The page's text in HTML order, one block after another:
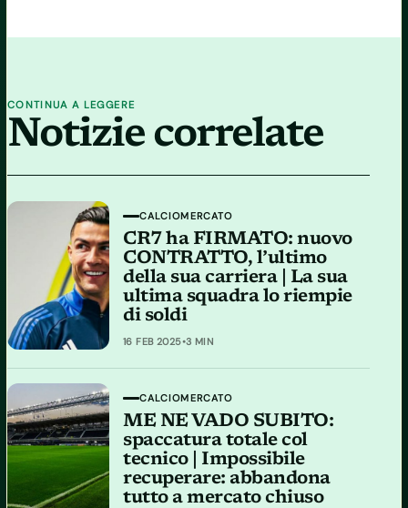
CONTINUA A LEGGERE
Notizie correlate
CALCIOMERCATO
CR7 ha FIRMATO: nuovo
CONTRATTO, l’ultimo
della sua carriera | La sua
ultima squadra lo riempie
di soldi
16 FEB 2025•3 MIN
CALCIOMERCATO
ME NE VADO SUBITO:
spaccatura totale col
tecnico | Impossibile
recuperare: abbandona
tutto a mercato chiuso